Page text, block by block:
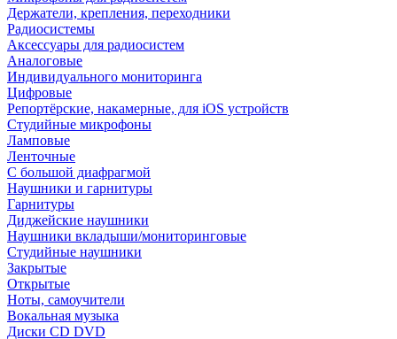
Держатели, крепления, переходники
Радиосистемы
Аксессуары для радиосистем
Аналоговые
Индивидуального мониторинга
Цифровые
Репортёрские, накамерные, для iOS устройств
Студийные микрофоны
Ламповые
Ленточные
С большой диафрагмой
Наушники и гарнитуры
Гарнитуры
Диджейские наушники
Наушники вкладыши/мониторинговые
Студийные наушники
Закрытые
Открытые
Ноты, самоучители
Вокальная музыка
Диски CD DVD